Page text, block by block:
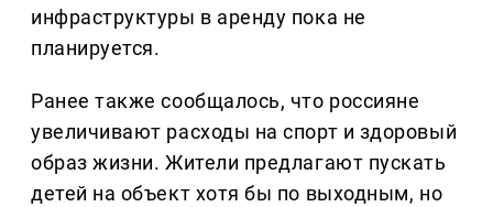
инфраструктуры в аренду пока не
планируется.
Ранее также сообщалось, что россияне
увеличивают расходы на спорт и здоровый
образ жизни. Жители предлагают пускать
детей на объект хотя бы по выходным, но